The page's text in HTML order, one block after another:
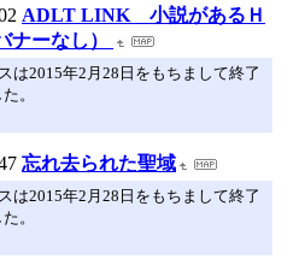
ADLT LINK 小説があるＨ
ナーなし）
スは2015年2月28日をもちまして終了
。
忘れ去られた聖域
スは2015年2月28日をもちまして終了
。